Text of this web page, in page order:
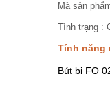
Mã sản
Tình trạng :
Tính năng
Bút bi FO